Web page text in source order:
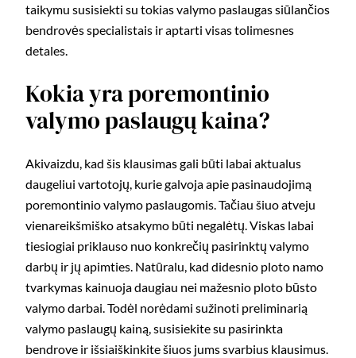
taikymu susisiekti su tokias valymo paslaugas siūlančios
bendrovės specialistais ir aptarti visas tolimesnes
detales.
Kokia yra poremontinio
valymo paslaugų kaina?
Akivaizdu, kad šis klausimas gali būti labai aktualus
daugeliui vartotojų, kurie galvoja apie pasinaudojimą
poremontinio valymo paslaugomis. Tačiau šiuo atveju
vienareikšmiško atsakymo būti negalėtų. Viskas labai
tiesiogiai priklauso nuo konkrečių pasirinktų valymo
darbų ir jų apimties. Natūralu, kad didesnio ploto namo
tvarkymas kainuoja daugiau nei mažesnio ploto būsto
valymo darbai. Todėl norėdami sužinoti preliminarią
valymo paslaugų kainą, susisiekite su pasirinkta
bendrove ir išsiaiškinkite šiuos jums svarbius klausimus.